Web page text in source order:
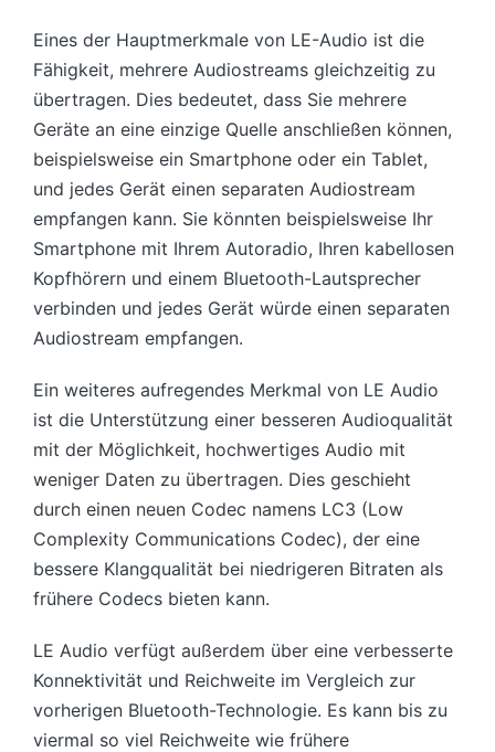
Eines der Hauptmerkmale von LE-Audio ist die
Fähigkeit, mehrere Audiostreams gleichzeitig zu
übertragen. Dies bedeutet, dass Sie mehrere
Geräte an eine einzige Quelle anschließen können,
beispielsweise ein Smartphone oder ein Tablet,
und jedes Gerät einen separaten Audiostream
empfangen kann. Sie könnten beispielsweise Ihr
Smartphone mit Ihrem Autoradio, Ihren kabellosen
Kopfhörern und einem Bluetooth-Lautsprecher
verbinden und jedes Gerät würde einen separaten
Audiostream empfangen.
Ein weiteres aufregendes Merkmal von LE Audio
ist die Unterstützung einer besseren Audioqualität
mit der Möglichkeit, hochwertiges Audio mit
weniger Daten zu übertragen. Dies geschieht
durch einen neuen Codec namens LC3 (Low
Complexity Communications Codec), der eine
bessere Klangqualität bei niedrigeren Bitraten als
frühere Codecs bieten kann.
LE Audio verfügt außerdem über eine verbesserte
Konnektivität und Reichweite im Vergleich zur
vorherigen Bluetooth-Technologie. Es kann bis zu
viermal so viel Reichweite wie frühere